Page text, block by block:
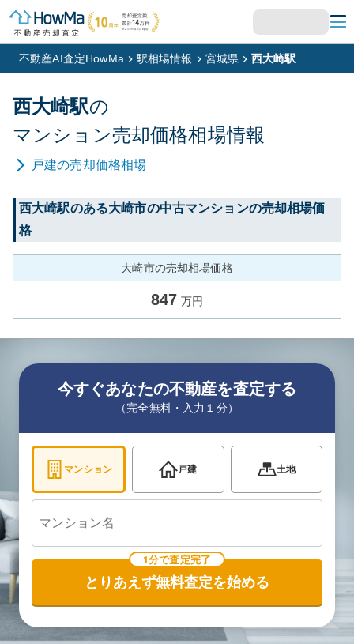
不動産AI査定HowMa 駅相場情報 宮城県 西大崎駅
西大崎駅の
マンション売却価格相場情報
戸建の売却価格相場
西大崎駅のある大崎市の中古マンションの売却相場価
格
大崎市の売却相場価格
847 万円
今すぐあなたの不動産を査定する
（完全無料・入力１分）
マンション 戸建 土地
1分で査定完了
とりあえず無料査定を始める